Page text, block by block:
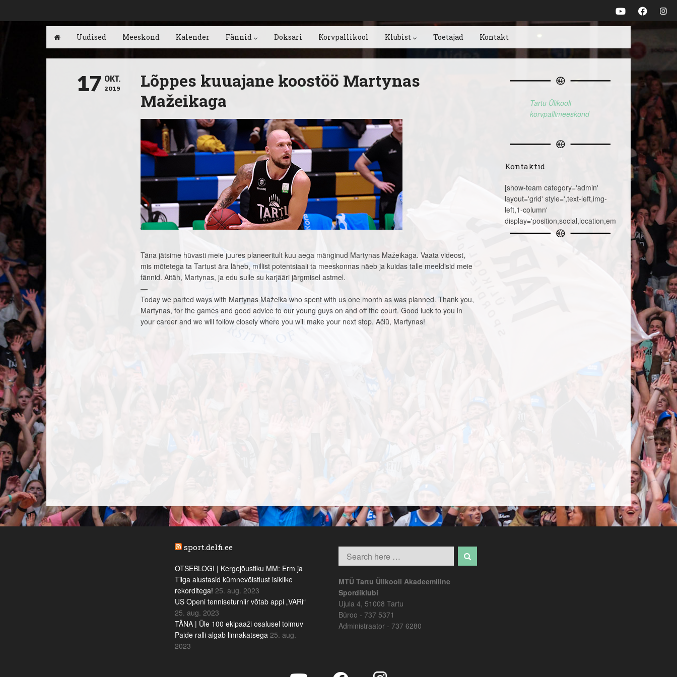
Uudised Meeskond Kalender Fännid Doksari Korvpallikool Klubist Toetajad Kontakt
17 OKT.
2019
Lõppes kuuajane koostöö Martynas
Mažeikaga
Täna jätsime hüvasti meie juures planeeritult kuu aega mänginud Martynas Mažeikaga. Vaata videost,
mis mõtetega ta Tartust ära läheb, millist potentsiaali ta meeskonnas näeb ja kuidas talle meeldisid meie
fännid. Aitäh, Martynas, ja edu sulle su karjääri järgmisel astmel.
—
Today we parted ways with Martynas Mažeika who spent with us one month as was planned. Thank you,
Martynas, for the games and good advice to our young guys on and off the court. Good luck to you in
your career and we will follow closely where you will make your next stop. Ačiū, Martynas!
Tartu Ülikooli
korvpallimeeskond
Kontaktid
[show-team category='admin'
layout='grid' style=',text-left,img-
left,1-column'
sport.delfi.ee
OTSEBLOGI | Kergejõustiku MM: Erm ja
Tilga alustasid kümnevõistlust isiklike
rekorditega! 25. aug. 2023
US Openi tenniseturniir võtab appi „VARi“
25. aug. 2023
TÄNA | Üle 100 ekipaaži osalusel toimuv
Paide ralli algab linnakatsega 25. aug.
2023
MTÜ Tartu Ülikooli Akadeemiline
Spordiklubi
Ujula 4, 51008 Tartu
Büroo - 737 5371
Administraator - 737 6280